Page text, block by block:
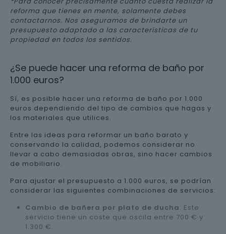
reforma que tienes en mente, solamente debes
contactarnos. Nos aseguramos de brindarte un
presupuesto adaptado a las características de tu
propiedad en todos los sentidos.
¿Se puede hacer una reforma de baño por
1.000 euros?
Sí, es posible hacer una reforma de baño por 1.000
euros dependiendo del tipo de cambios que hagas y
los materiales que utilices.
Entre las ideas para reformar un baño barato y
conservando la calidad, podemos considerar no
llevar a cabo demasiadas obras, sino hacer cambios
de mobiliario.
Para ajustar el presupuesto a 1.000 euros, se podrían
considerar las siguientes combinaciones de servicios:
Cambio de bañera por plato de ducha: Este
servicio tiene un coste que oscila entre 700 € y
1.300 €.